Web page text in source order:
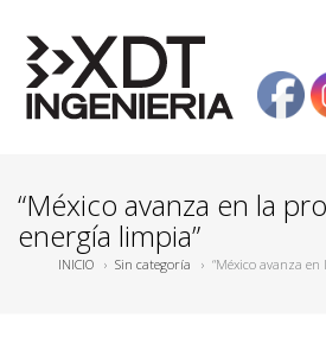
“México avanza en la
energía limpia”
INICIO › Sin categoría › “México avanza